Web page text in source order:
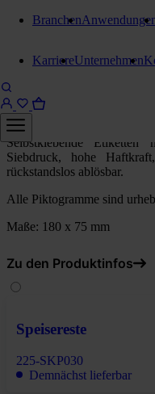
Branchen
KarriereUnternehmen
StaWaste
Aluminium
Selbstklebende
Siebdruck, hohe
rückstandslos ablösbar.
Alle Piktogramme sind
Maße: 180 x 75 mm
Zu den Produktinfos
Speisereste
225-SKP030
Demnächst lieferbar